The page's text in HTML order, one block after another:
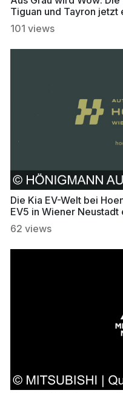
Tiguan und Tayron jetzt
101 views
Die Kia EV-Welt bei
EV5 in Wiener Neustadt
62 views